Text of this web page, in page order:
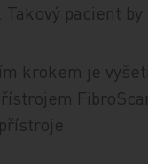
Takový pacient
krokem je